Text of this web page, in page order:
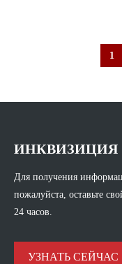
1
ИНКВИЗИЦИЯ
Для получения
пожалуйста, оставьте
24 часов.
УЗНАТЬ СЕЙЧАС